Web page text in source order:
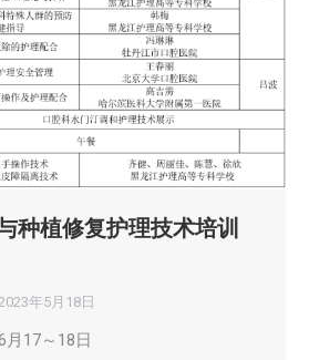
种植修复护理技术培训
年5月18日
17～18日